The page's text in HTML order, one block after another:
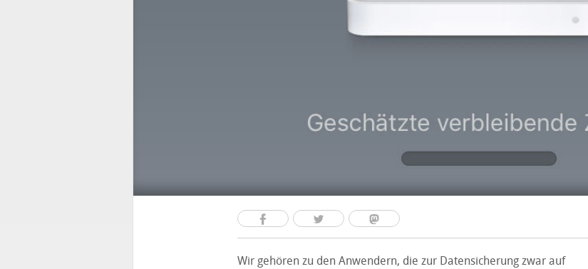
Wir gehören zu den Anwendern, die zur Datensicherung zwar auf